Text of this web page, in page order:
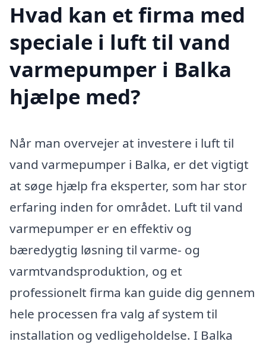
Hvad kan et firma med
speciale i luft til vand
varmepumper i Balka
hjælpe med?
Når man overvejer at investere i luft til
vand varmepumper i Balka, er det vigtigt
at søge hjælp fra eksperter, som har stor
erfaring inden for området. Luft til vand
varmepumper er en effektiv og
bæredygtig løsning til varme- og
varmtvandsproduktion, og et
professionelt firma kan guide dig gennem
hele processen fra valg af system til
installation og vedligeholdelse. I Balka